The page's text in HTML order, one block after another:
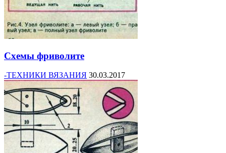
Схемы фриволите
-ТЕХНИКИ ВЯЗАНИЯ 30.03.2017